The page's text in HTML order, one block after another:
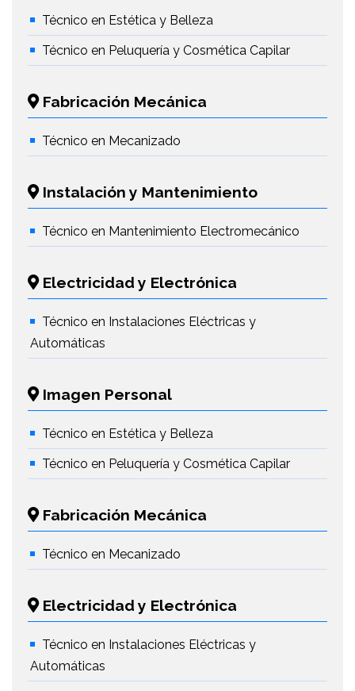
Técnico en Estética y Belleza
Técnico en Peluquería y Cosmética Capilar
Fabricación Mecánica
Técnico en Mecanizado
Instalación y Mantenimiento
Técnico en Mantenimiento Electromecánico
Electricidad y Electrónica
Técnico en Instalaciones Eléctricas y
Automáticas
Imagen Personal
Técnico en Estética y Belleza
Técnico en Peluquería y Cosmética Capilar
Fabricación Mecánica
Técnico en Mecanizado
Electricidad y Electrónica
Técnico en Instalaciones Eléctricas y
Automáticas